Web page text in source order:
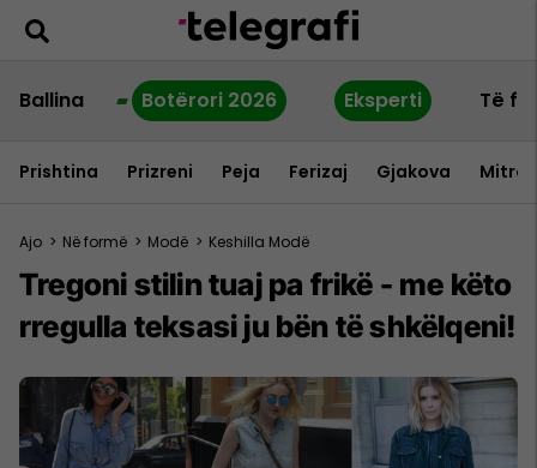
Ballina Botërori 2026 Eksperti Të
Prishtina Prizreni Peja Ferizaj Gjakova
Ajo > Në formë > Modë > Keshilla Modë
Tregoni stilin tuaj pa frikë - me këto
rregulla teksasi ju bën të shkëlqeni!